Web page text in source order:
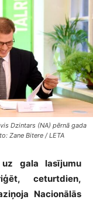
Dzintars (NA) pērnā gada
Zane Bitere / LETA
gala lasījumu
ceturtdien,
Nacionālās